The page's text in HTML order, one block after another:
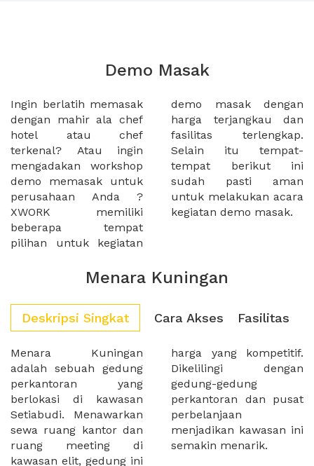
Demo Masak
Ingin berlatih memasak
dengan mahir ala chef
hotel atau chef
terkenal? Atau ingin
mengadakan workshop
demo memasak untuk
perusahaan Anda ?
XWORK memiliki
beberapa tempat
pilihan untuk kegiatan
demo masak dengan
harga terjangkau dan
fasilitas terlengkap.
Selain itu tempat-
tempat berikut ini
sudah pasti aman
untuk melakukan acara
kegiatan demo masak.
Menara Kuningan
Deskripsi Singkat Cara Akses Fasilitas
Menara Kuningan
adalah sebuah gedung
perkantoran yang
berlokasi di kawasan
Setiabudi. Menawarkan
sewa ruang kantor dan
ruang meeting di
kawasan elit, gedung ini
harga yang kompetitif.
Dikelilingi dengan
gedung-gedung
perkantoran dan pusat
perbelanjaan
menjadikan kawasan ini
semakin menarik.